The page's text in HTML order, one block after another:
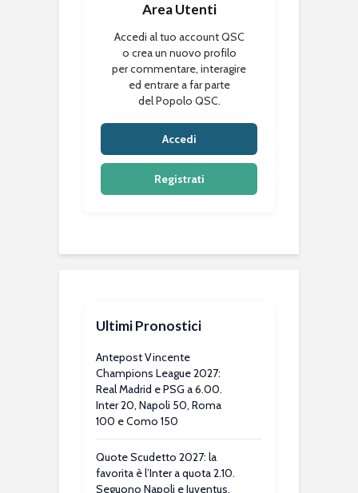
Area Utenti
Accedi al tuo account QSC
o crea un nuovo profilo
per commentare, interagire
ed entrare a far parte
del Popolo QSC.
Accedi
Registrati
Ultimi Pronostici
Antepost Vincente
Champions League 2027:
Real Madrid e PSG a 6.00.
Inter 20, Napoli 50, Roma
100 e Como 150
Quote Scudetto 2027: la
favorita è l’Inter a quota 2.10.
Seguono Napoli e Juventus.